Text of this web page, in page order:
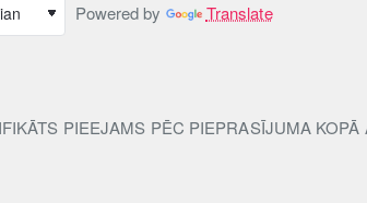
Powered by
Translate
PIEEJAMS PĒC PIEPRASĪJUMA